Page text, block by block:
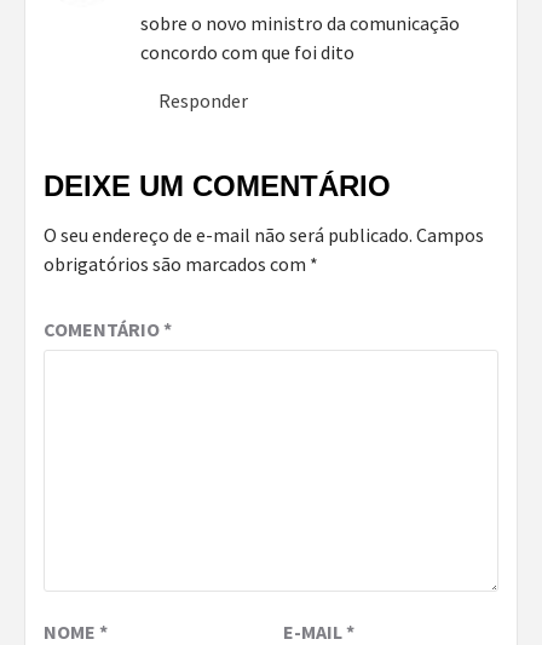
sobre o novo ministro da comunicação
concordo com que foi dito
Responder
DEIXE UM COMENTÁRIO
O seu endereço de e-mail não será publicado. Campos
obrigatórios são marcados com *
COMENTÁRIO*
NOME * E-MAIL*